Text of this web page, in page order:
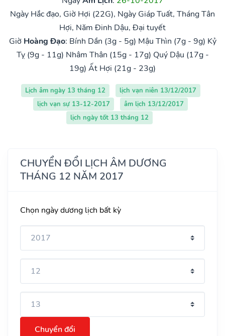
Ngày Hắc đạo, Giờ Hợi (22G), Ngày Giáp Tuất, Tháng Tân
Hợi, Năm Đinh Dậu, Đại tuyết
Giờ Hoàng Đạo: Bính Dần (3g - 5g) Mậu Thìn (7g - 9g) Kỷ
Tỵ (9g - 11g) Nhâm Thân (15g - 17g) Quý Dậu (17g -
19g) Ất Hợi (21g - 23g)
Lịch âm ngày 13 tháng 12
lịch vạn niên 13/12/2017
lịch vạn sự 13-12-2017
âm lịch 13/12/2017
lịch ngày tốt 13 tháng 12
CHUYỂN ĐỔI LỊCH ÂM DƯƠNG
THÁNG 12 NĂM 2017
Chọn ngày dương lịch bất kỳ
Chuyển đổi